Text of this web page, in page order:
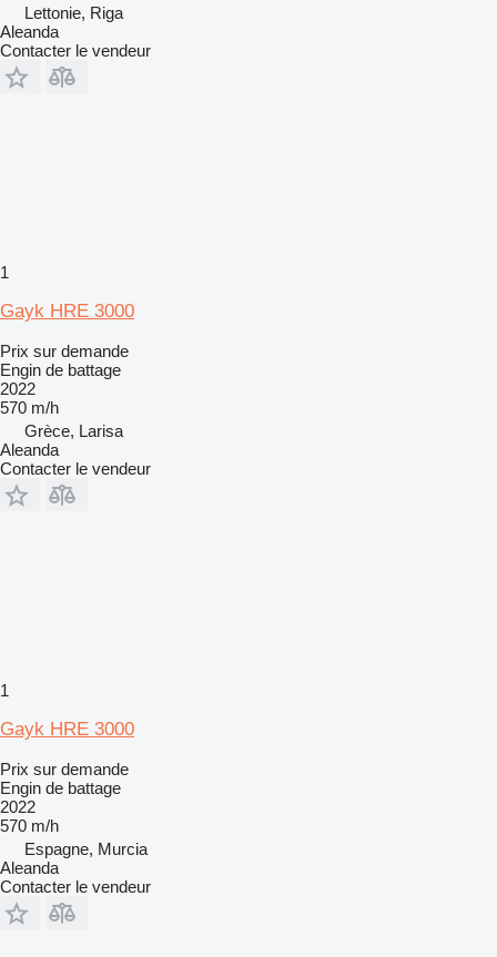
Lettonie, Riga
Aleanda
Contacter le vendeur
1
Gayk HRE 3000
Prix sur demande
Engin de battage
2022
570 m/h
Grèce, Larisa
Aleanda
Contacter le vendeur
1
Gayk HRE 3000
Prix sur demande
Engin de battage
2022
570 m/h
Espagne, Murcia
Aleanda
Contacter le vendeur